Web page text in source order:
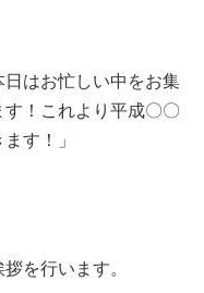
日はお忙しい中をお集
！これより平成〇〇
す！」
を行います。